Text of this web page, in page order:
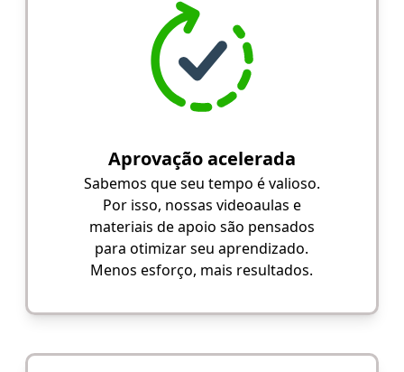
Aprovação acelerada
Sabemos que seu tempo é valioso.
Por isso, nossas videoaulas e
materiais de apoio são pensados
para otimizar seu aprendizado.
Menos esforço, mais resultados.